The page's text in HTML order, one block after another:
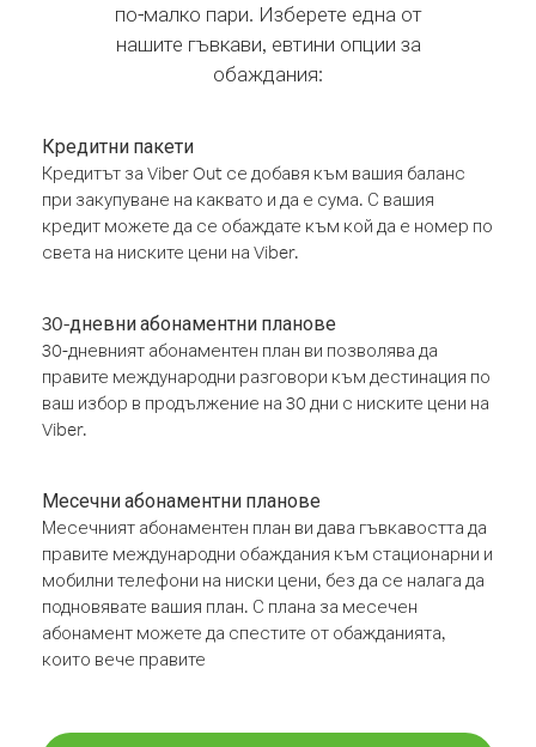
по-малко пари. Изберете една от
нашите гъвкави, евтини опции за
обаждания:
Кредитни пакети
Кредитът за Viber Out се добавя към вашия баланс
при закупуване на каквато и да е сума. С вашия
кредит можете да се обаждате към кой да е номер по
света на ниските цени на Viber.
30-дневни абонаментни планове
30-дневният абонаментен план ви позволява да
правите международни разговори към дестинация по
ваш избор в продължение на 30 дни с ниските цени на
Viber.
Месечни абонаментни планове
Месечният абонаментен план ви дава гъвкавостта да
правите международни обаждания към стационарни и
мобилни телефони на ниски цени, без да се налага да
подновявате вашия план. С плана за месечен
абонамент можете да спестите от обажданията,
които вече правите